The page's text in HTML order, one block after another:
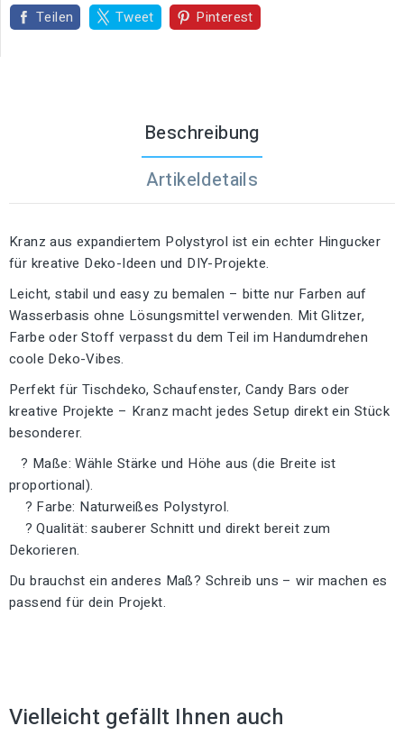
Teilen Tweet Pinterest
Beschreibung
Artikeldetails
Kranz aus expandiertem Polystyrol ist ein echter Hingucker
für kreative Deko-Ideen und DIY-Projekte.
Leicht, stabil und easy zu bemalen – bitte nur Farben auf
Wasserbasis ohne Lösungsmittel verwenden. Mit Glitzer,
Farbe oder Stoff verpasst du dem Teil im Handumdrehen
coole Deko-Vibes.
Perfekt für Tischdeko, Schaufenster, Candy Bars oder
kreative Projekte – Kranz macht jedes Setup direkt ein Stück
besonderer.
? Maße: Wähle Stärke und Höhe aus (die Breite ist
proportional).
? Farbe: Naturweißes Polystyrol.
? Qualität: sauberer Schnitt und direkt bereit zum
Dekorieren.
Du brauchst ein anderes Maß? Schreib uns – wir machen es
passend für dein Projekt.
Vielleicht gefällt Ihnen auch